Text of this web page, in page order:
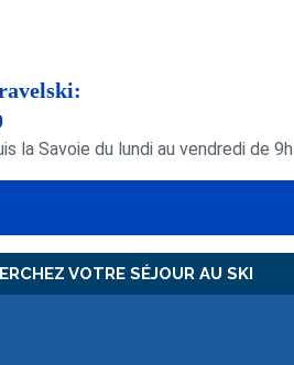
la Savoie du lundi au vendredi de
VOTRE SÉJOUR AU SKI